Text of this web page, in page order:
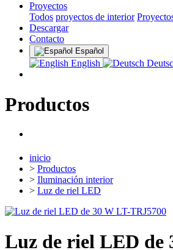
Proyectos
Todos proyectos de interior
Descargar
Contacto
Español
English
Productos
inicio
> Productos
> Iluminación interior
> Luz de riel LED
Luz de riel LED de